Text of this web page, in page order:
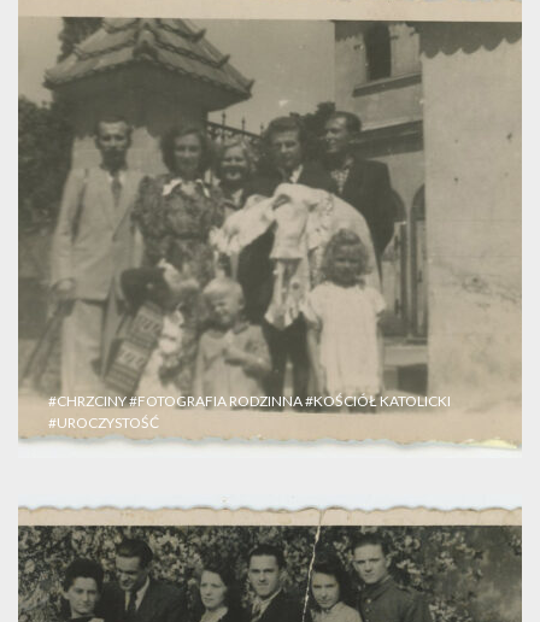
#CHRZCINY#FOTOGRAFIA RODZINNA#KOŚCIÓŁ KATOLICKI
#UROCZYSTOŚĆ